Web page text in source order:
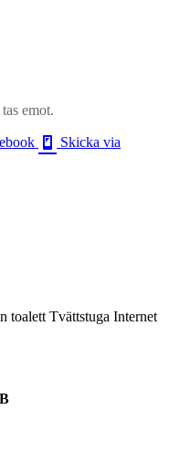
emot.
Skicka via
toalett Tvättstuga Internet